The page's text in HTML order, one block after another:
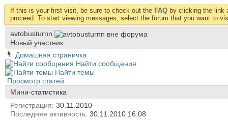
If this is your first visit, be sure to check out the FAQ by clicking the link
proceed. To start viewing messages, select the forum that you want to
avtobusturnn
Новый участник
Домашняя страничка
Найти сообщения
Найти темы
Просмотр статей
Мини-статистика
Регистрация 30.11.2010
Последняя активность 30.11.2010 16:08